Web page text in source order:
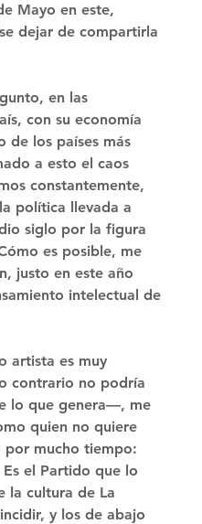
Mayo en este,
dejar de compartirla
en las
con su economía
los países más
a esto el caos
constantemente,
política llevada a
siglo por la figura
es posible, me
justo en este año
intelectual de
artista es muy
contrario no podría
lo que genera—, me
quien no quiere
por mucho tiempo:
el Partido que lo
la cultura de La
y los de abajo